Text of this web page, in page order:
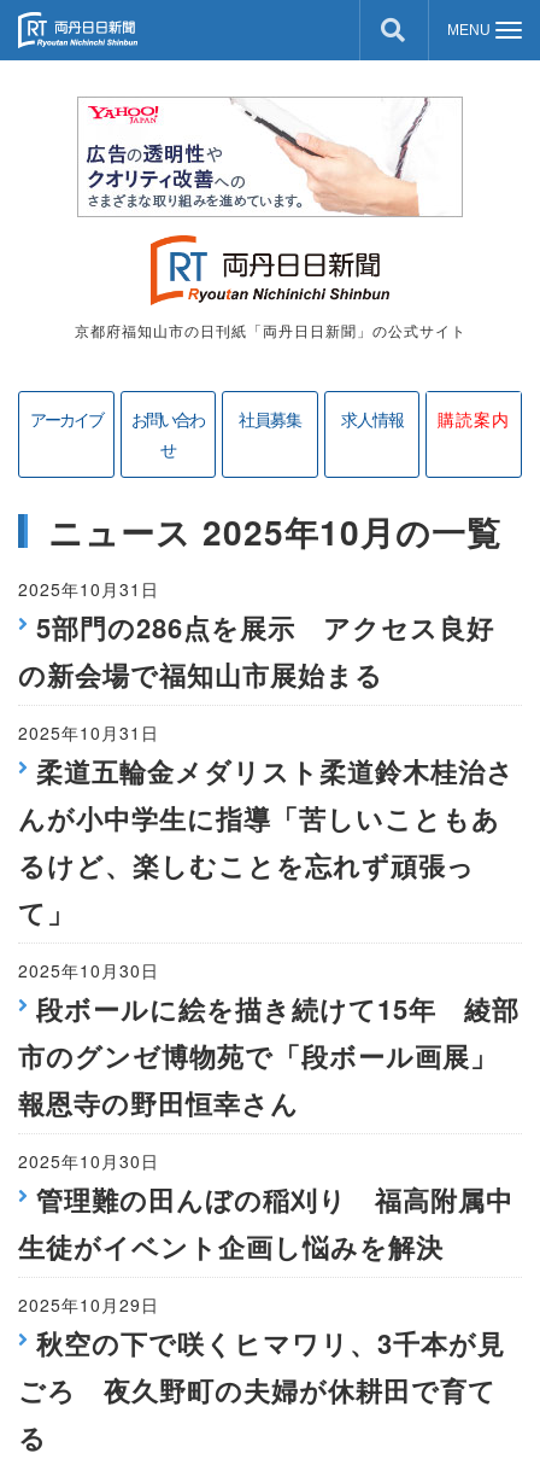
京都府福知山市の日刊紙「両丹日日新聞」の公式サイト
アーカイブ
お問い合わ
せ
社員募集 求人情報 購読案内
ニュース 2025年10月の一覧
2025年10月31日
5部門の286点を展示 アクセス良好
の新会場で福知山市展始まる
2025年10月31日
柔道五輪金メダリスト柔道鈴木桂治さ
んが小中学生に指導「苦しいこともあ
るけど、楽しむことを忘れず頑張っ
て」
2025年10月30日
段ボールに絵を描き続けて15年 綾部
市のグンゼ博物苑で「段ボール画展」
報恩寺の野田恒幸さん
2025年10月30日
管理難の田んぼの稲刈り 福高附属中
生徒がイベント企画し悩みを解決
2025年10月29日
秋空の下で咲くヒマワリ、3千本が見
ごろ 夜久野町の夫婦が休耕田で育て
る